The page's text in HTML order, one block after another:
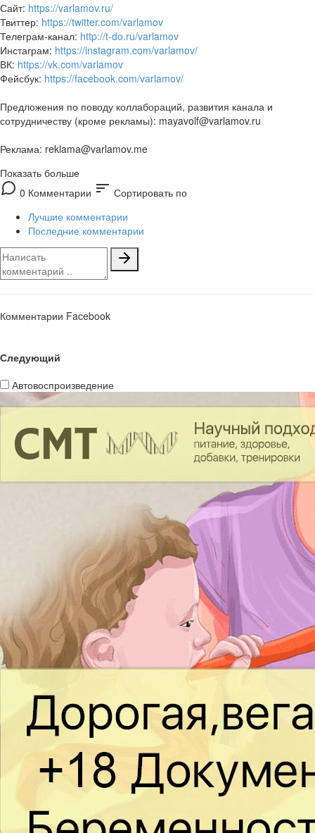
Сайт: https://varlamov.ru/
Твиттер: https://twitter.com/varlamov
Телеграм-канал: http://t-do.ru/varlamov
Инстаграм: https://instagram.com/varlamov/
ВК: https://vk.com/varlamov
Фейсбук: https://facebook.com/varlamov/
Предложения по поводу коллабораций, развития канала и
сотрудничеству (кроме рекламы): mayavolf@varlamov.ru
Реклама: reklama@varlamov.me
Показать больше
0 Комментарии sort Сортировать по
Лучшие комментарии
Последние комментарии
Комментарии Facebook
Следующий
Автовоспроизведение